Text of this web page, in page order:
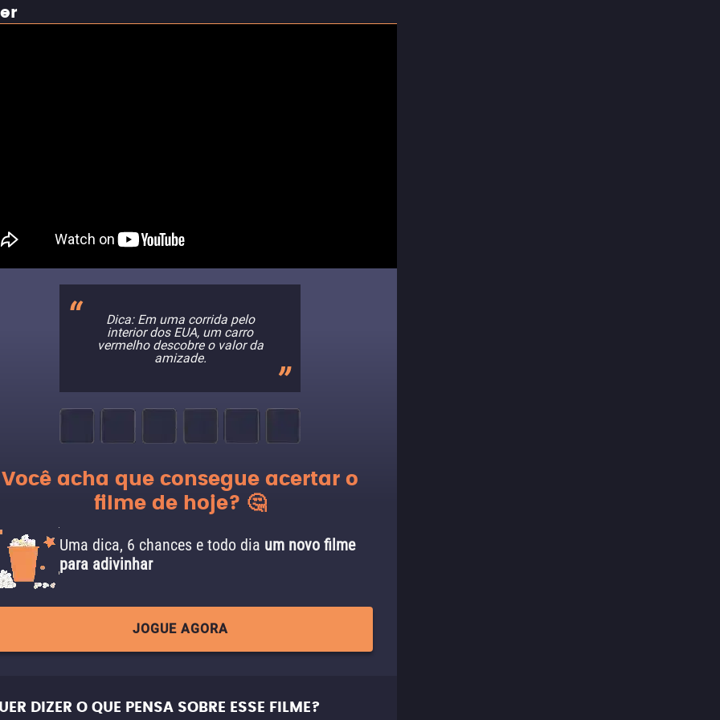
Dica: Em uma corrida pelo
interior dos EUA, um carro
vermelho descobre o valor da
amizade.
Você acha que consegue acertar o
filme de hoje? 🤔
Uma dica, 6 chances e todo dia um novo filme
para adivinhar
JOGUE AGORA
DIZER O QUE PENSA SOBRE ESSE FILME?